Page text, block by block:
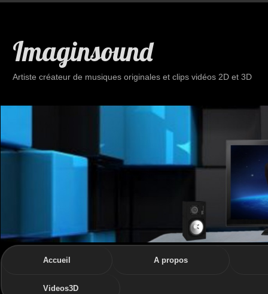
Imaginsound
Artiste créateur de musiques originales et clips vidéos 2D et 3D
Accueil A propos
Videos3D